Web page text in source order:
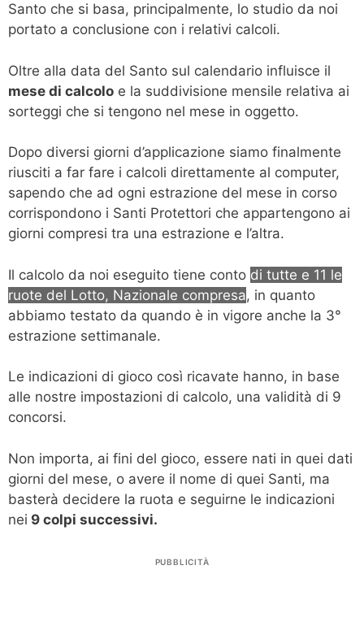
Santo che si basa, principalmente, lo studio da noi
portato a conclusione con i relativi calcoli.
Oltre alla data del Santo sul calendario influisce il
mese di calcolo e la suddivisione mensile relativa ai
sorteggi che si tengono nel mese in oggetto.
Dopo diversi giorni d’applicazione siamo finalmente
riusciti a far fare i calcoli direttamente al computer,
sapendo che ad ogni estrazione del mese in corso
corrispondono i Santi Protettori che appartengono ai
giorni compresi tra una estrazione e l’altra.
Il calcolo da noi eseguito tiene conto di tutte e 11 le
ruote del Lotto, Nazionale compresa, in quanto
abbiamo testato da quando è in vigore anche la 3°
estrazione settimanale.
Le indicazioni di gioco così ricavate hanno, in base
alle nostre impostazioni di calcolo, una validità di 9
concorsi.
Non importa, ai fini del gioco, essere nati in quei dati
giorni del mese, o avere il nome di quei Santi, ma
basterà decidere la ruota e seguirne le indicazioni
nei 9 colpi successivi.
PUBBLICITÀ